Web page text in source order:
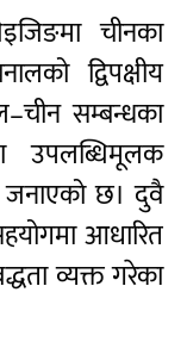
चीनका
द्विपक्षीय
सम्बन्धका
उपलब्धिमूलक
जनाएको छ। दुवै
आधारित
व्यक्त गरेका